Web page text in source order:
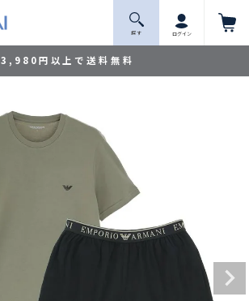
3,980円以上で送料無料
探 す ログイン